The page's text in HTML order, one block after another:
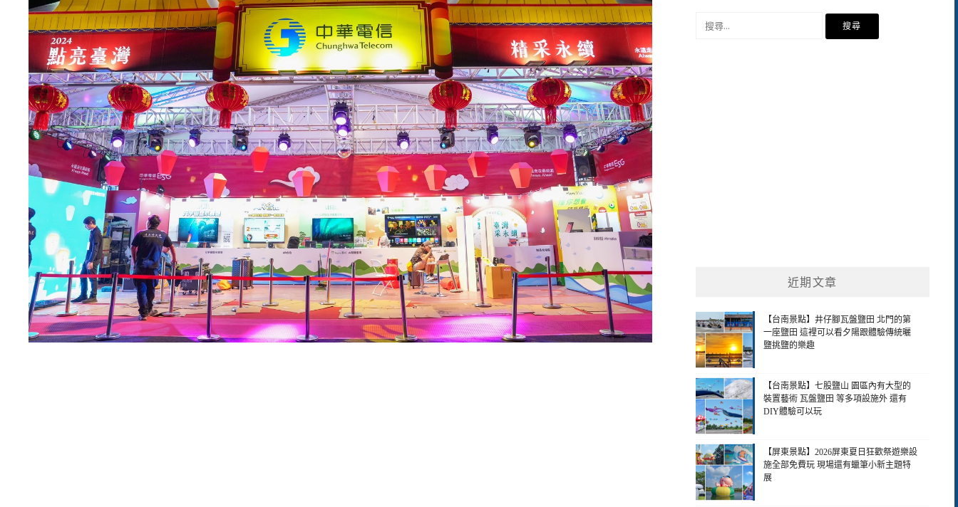
近期文章
【台南景點】井仔腳瓦盤鹽田 北門的第
一座鹽田 這裡可以看夕陽跟體驗傳統曬
鹽挑鹽的樂趣
【台南景點】七股鹽山 園區內有大型的
裝置藝術 瓦盤鹽田 等多項設施外 還有
DIY體驗可以玩
【屏東景點】2026屏東夏日狂歡祭遊樂設
施全部免費玩 現場還有蠟筆小新主題特
展